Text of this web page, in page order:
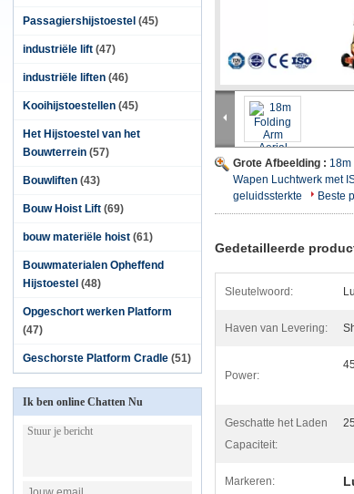
Passagiershijstoestel (45)
industriële lift (47)
industriële liften (46)
Kooihijstoestellen (45)
Het Hijstoestel van het
Bouwterrein (57)
Bouwliften (43)
Bouw Hoist Lift (69)
bouw materiële hoist (61)
Bouwmaterialen Opheffend
Hijstoestel (48)
Opgeschort werken Platform
(47)
Geschorste Platform Cradle (51)
Ik ben online Chatten Nu
Grote Afbeelding : 18m
Wapen Luchtwerk met
geluidssterkte
Beste
Gedetailleerde
Sleutelwoord:
Haven van Levering:
Power:
Geschatte het Laden
Capaciteit:
Markeren: